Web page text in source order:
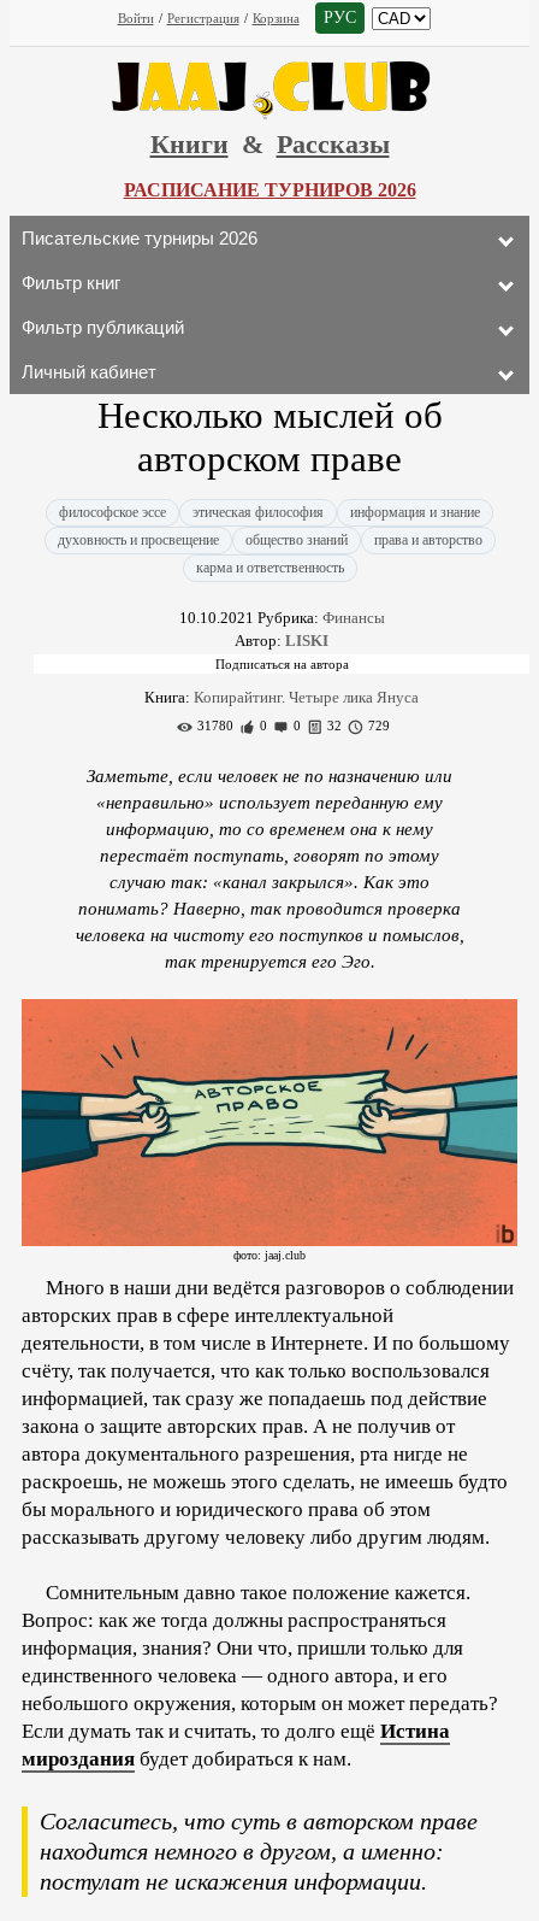
Войти / Регистрация / Корзина РУС
Книги & Рассказы
РАСПИСАНИЕ ТУРНИРОВ 2026
Писательские турниры 2026
Фильтр книг
Фильтр публикаций
Личный кабинет
Несколько мыслей об
авторском праве
философское эссе этическая философия
информация и знание
духовность и просвещение
общество знаний
права и авторство
карма и ответственность
10.10.2021 Рубрика: Финансы
Автор: LISKI
Книга: Копирайтинг. Четыре лика Януса
31780 0 0 32 729
Заметьте, если человек не по назначению или
«неправильно» использует переданную ему
информацию, то со временем она к нему
перестаёт поступать, говорят по этому
случаю так: «канал закрылся». Как это
понимать? Наверно, так проводится проверка
человека на чистоту его поступков и помыслов,
так тренируется его Эго.
фото: jaaj.club
Много в наши дни ведётся разговоров о соблюдении
авторских прав в сфере интеллектуальной
деятельности, в том числе в Интернете. И по большому
счёту, так получается, что как только воспользовался
информацией, так сразу же попадаешь под действие
закона о защите авторских прав. А не получив от
автора документального разрешения, рта нигде не
раскроешь, не можешь этого сделать, не имеешь будто
бы морального и юридического права об этом
рассказывать другому человеку либо другим людям.
Сомнительным давно такое положение кажется.
Вопрос: как же тогда должны распространяться
информация, знания? Они что, пришли только для
единственного человека — одного автора, и его
небольшого окружения, которым он может передать?
Если думать так и считать, то долго ещё Истина
мироздания будет добираться к нам.
Согласитесь, что суть в авторском праве
находится немного в другом, а именно:
постулат не искажения информации.